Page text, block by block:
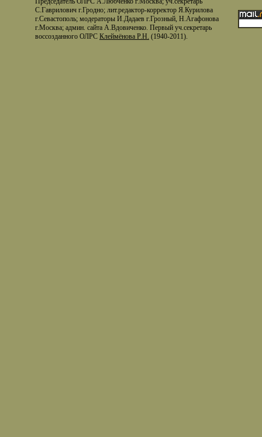
С.Гаврилович г.Гродно; лит.редактор-корректор Я.Курилова
г.Севастополь; модераторы И.Дадаев г.Грозный, Н.Агафонова
г.Москва; админ. сайта А.Вдовиченко. Первый уч.секретарь
воссозданного ОЛРС Клеймёнова Р.Н. (1940-2011).